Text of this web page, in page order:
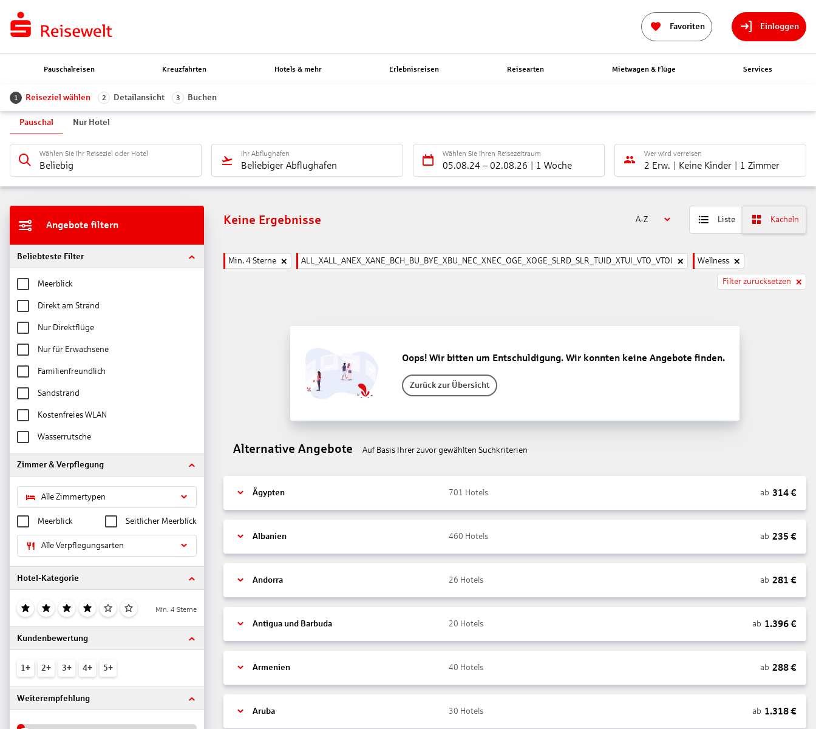
Favoriten Einloggen
Pauschalreisen Kreuzfahrten Hotels & mehr Erlebnisreisen Reisearten Mietwagen & Flüge Services
1 Reiseziel wählen 2 Detailansicht 3 Buchen
Pauschal Nur Hotel
Wählen Sie Ihr Reiseziel oder Hotel
Beliebig
Ihr Abflughafen
Beliebiger Abflughafen
Wählen Sie Ihren Reisezeitraum
05.08.24 – 02.08.26 1 Woche
Wer wird verreisen
2 Erw. Keine Kinder 1 Zimmer
Angebote filtern
Beliebteste Filter
Meerblick
Direkt am Strand
Nur Direktflüge
Nur für Erwachsene
Familienfreundlich
Sandstrand
Kostenfreies WLAN
Wasserrutsche
Zimmer & Verpflegung
Alle Zimmertypen
Meerblick Seitlicher Meerblick
Alle Verpflegungsarten
Hotel-Kategorie
Min. 4 Sterne
Kundenbewertung
1+ 2+ 3+ 4+ 5+
Weiterempfehlung
Keine Ergebnisse A-Z Liste Kacheln
Min. 4 Sterne ALL_XALL_ANEX_XANE_BCH_BU_BYE_XBU_NEC_XNEC_OGE_XOGE_SLRD_SLR_TUID_XTUI_VTO_VTOI Wellness
Filter zurücksetzen
Oops! Wir bitten um Entschuldigung. Wir konnten keine Angebote finden.
Zurück zur Übersicht
Alternative Angebote Auf Basis Ihrer zuvor gewählten Suchkriterien
Ägypten 701 Hotels ab 314€
Albanien 460 Hotels ab 235 €
Andorra 26 Hotels ab 281 €
Antigua und Barbuda 20 Hotels ab 1.396€
Armenien 40 Hotels ab 288€
Aruba 30 Hotels ab 1.318€